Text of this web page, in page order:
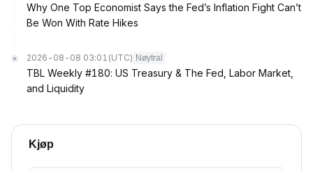
Why One Top Economist Says the Fed’s Inflation Fight Can’t
Be Won With Rate Hikes
2026-08-08 03:01 (UTC) Nøytral
TBL Weekly #180: US Treasury & The Fed, Labor Market,
and Liquidity
Kjøp